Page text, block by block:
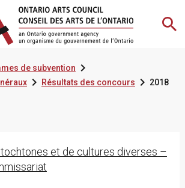
de subvention
 Résultats des concours 2018
et de cultures diverses –